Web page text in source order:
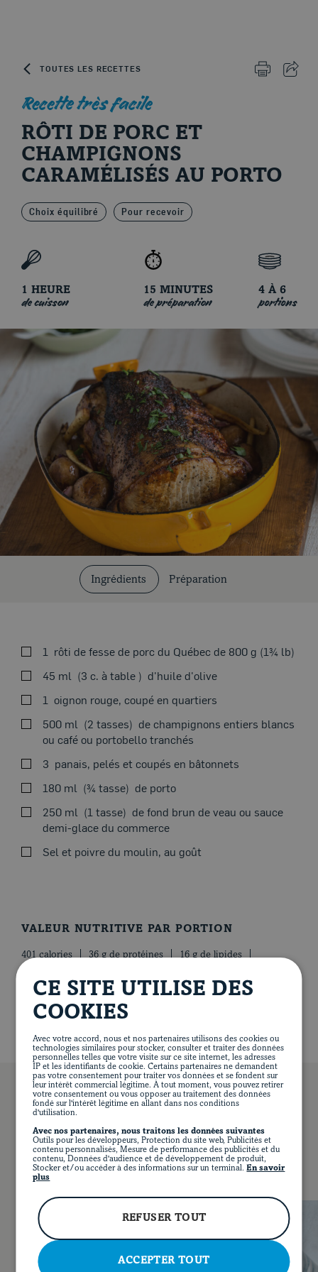
Le porc d'ici
Coupes et cuissons
Nos recettes
Thème du moment
Blogue
EN
FACEBOOKINSTAGRAMPINTEREST
TOUTES LES RECETTES IMPRIMER
Recette très facile
RÔTI DE PORC ET
CHAMPIGNONS
CARAMÉLISÉS AU PORTO
Choix équilibré Pour recevoir
1 HEURE
de cuisson
15 MINUTES
de préparation
4 À 6
portions
Ingrédients Préparation
1 rôti de fesse de porc du Québec de 800 g (1¾ lb)
45 ml
3 c. à table
d'huile d'olive
1 oignon rouge, coupé en quartiers
500 ml
2 tasses
de champignons entiers blancs
ou café ou portobello tranchés
3 panais, pelés et coupés en bâtonnets
180 ml
¾ tasse de porto
250 ml
1 tasse de fond brun de veau ou sauce
demi-glace du commerce
Sel et poivre du moulin, au goût
VOIRAU FOUR
Placer la grille au centre du four. Préchauffer le four à
moitié de l’huile et y faire dorer le rôti de tous les côtés.
Saler et poivrer. Transférer dans un plat de cuisson.
Cuire au four de 40 à 45 minutes ou jusqu’à ce qu’un
15 minutes.
Pendant la cuisson du rôti, dans la même poêle, à feu
vif, chauffer le reste de l’huile et y faire dorer l’oignon,
les champignons et les panais. Réserver sur une assiette
au chaud.
Déglacer la poêle avec le porto et ajouter le fond de
veau. Laisser réduire de moitié. Rectifier
l’assaisonnement.
Réserver 60 ml (¼ tasse) de cette sauce pour
badigeonner fréquemment le rôti durant sa cuisson.
Poursuivre la cuisson jusqu’à caramélisation de la
sauce sur les légumes.
Trancher le rôti. Servir avec les légumes caramélisés et
VALEUR NUTRITIVE PAR PORTION
401 calories 36 g de protéines
16 g de lipides
18 g de glucides
159 mg de sodium
VOUS POURRIEZ AUSSI AIMER…
CE SITE UTILISE DES
COOKIES
Avec votre accord, nous et nos partenaires utilisons des cookies ou
technologies similaires pour stocker, consulter et traiter des données
personnelles telles que votre visite sur ce site internet, les adresses
IP et les identifiants de cookie. Certains partenaires ne demandent
pas votre consentement pour traiter vos données et se fondent sur
leur intérêt commercial légitime. À tout moment, vous pouvez retirer
votre consentement ou vous opposer au traitement des données
fondé sur l'intérêt légitime en allant dans nos conditions
d'utilisation.
Avec nos partenaires, nous traitons les données suivantes
Outils pour les développeurs, Protection du site web, Publicités et
contenu personnalisés, Mesure de performance des publicités et du
contenu, Données d'audience et de développement de produit,
Stocker et/ou accéder à des informations sur un terminal. En savoir
plus
ACCEPTER TOUT
REFUSER TOUT